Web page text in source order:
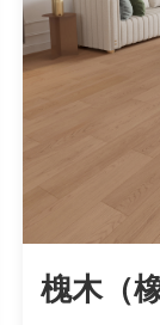
槐木（